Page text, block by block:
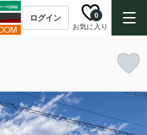
ログイン
お気に入り
0